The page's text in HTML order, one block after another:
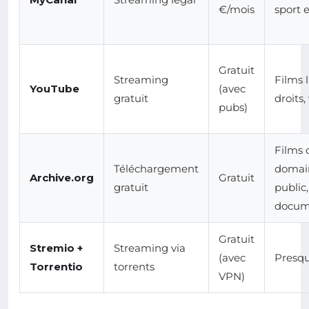
€/mois
sport
YouTube
Streaming
gratuit
Gratuit
(avec
pubs)
Films
droits,
Archive.org
Téléchargement
gratuit
Gratuit
Films
public,
Stremio +
Torrentio
Streaming via
torrents
Gratuit
(avec
VPN)